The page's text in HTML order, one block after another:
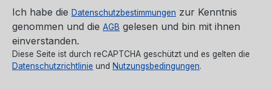
Ich habe die Datenschutzbestimmungen zur Kenntnis
genommen und die AGB gelesen und bin mit ihnen
einverstanden.
Diese Seite ist durch reCAPTCHA geschützt und es gelten die
Datenschutzrichtlinie und Nutzungsbedingungen.